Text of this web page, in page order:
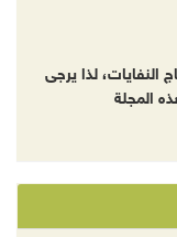
النفايات، لذا يرجى
المجلة